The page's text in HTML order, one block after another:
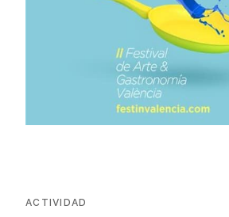
ACTIVIDAD